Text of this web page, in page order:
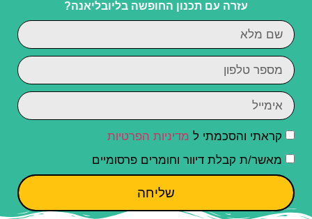
עזרה עם תכנון החופשה בליובליאנה?
קראתי והסכמתי ל מדיניות הפרטיות
מאשר/ת קבלת דיוור וחומרים פרסומיים
שליחה